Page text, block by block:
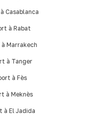
Casablanca
à Rabat
Marrakech
à Tanger
à Fès
à Meknès
à El Jadida